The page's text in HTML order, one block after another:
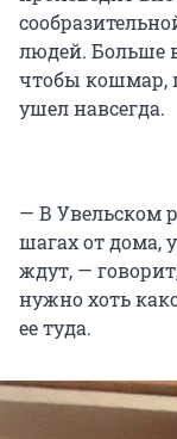
людей. Больше
чтобы кошмар,
ушел навсегда.
— В Увельском
шагах от дома,
ждут, —
нужно хоть
ее туда.